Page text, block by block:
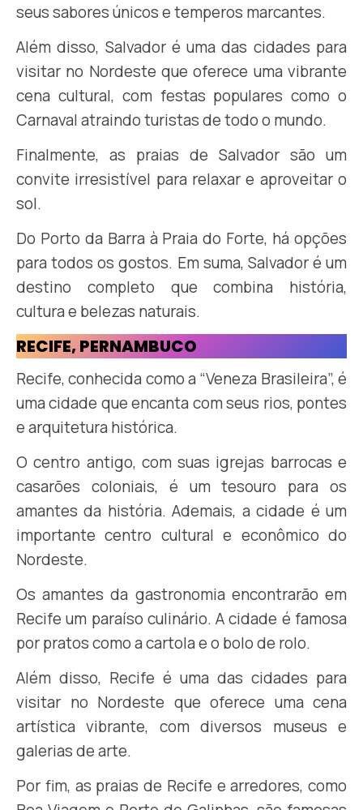
seus sabores únicos e temperos marcantes.
Além disso, Salvador é uma das cidades para
visitar no Nordeste que oferece uma vibrante
cena cultural, com festas populares como o
Carnaval atraindo turistas de todo o mundo.
Finalmente, as praias de Salvador são um
convite irresistível para relaxar e aproveitar o
sol.
Do Porto da Barra à Praia do Forte, há opções
para todos os gostos. Em suma, Salvador é um
destino completo que combina história,
cultura e belezas naturais.
RECIFE, PERNAMBUCO
Recife, conhecida como a “Veneza Brasileira”, é
uma cidade que encanta com seus rios, pontes
e arquitetura histórica.
O centro antigo, com suas igrejas barrocas e
casarões coloniais, é um tesouro para os
amantes da história. Ademais, a cidade é um
importante centro cultural e econômico do
Nordeste.
Os amantes da gastronomia encontrarão em
Recife um paraíso culinário. A cidade é famosa
por pratos como a cartola e o bolo de rolo.
Além disso, Recife é uma das cidades para
visitar no Nordeste que oferece uma cena
artística vibrante, com diversos museus e
galerias de arte.
Por fim, as praias de Recife e arredores, como